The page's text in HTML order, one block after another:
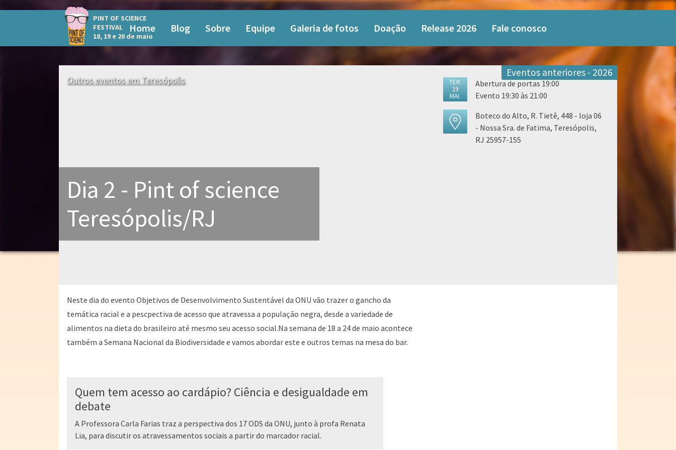
PINT OF SCIENCE
FESTIVAL
18, 19 e 20 de maio
Home Blog Sobre Equipe Galeria de fotos Doação Release 2026 Fale conosco
Outros eventos em Teresópolis
Dia 2 - Pint of science
Teresópolis/RJ
Eventos anteriores - 2026
TER.
19
MAI.
Abertura de portas 19:00
Evento 19:30 às 21:00
Boteco do Alto, R. Tietê, 448 - loja 06
- Nossa Sra. de Fatima, Teresópolis,
RJ 25957-155
Neste dia do evento Objetivos de Desenvolvimento Sustentável da ONU vão trazer o gancho da
temática racial e a pescpectiva de acesso que atravessa a população negra, desde a variedade de
alimentos na dieta do brasileiro até mesmo seu acesso social.Na semana de 18 a 24 de maio acontece
também a Semana Nacional da Biodiversidade e vamos abordar este e outros temas na mesa do bar.
Quem tem acesso ao cardápio? Ciência e desigualdade em
debate
A Professora Carla Farias traz a perspectiva dos 17 ODS da ONU, junto à profa Renata
Lia, para discutir os atravessamentos sociais a partir do marcador racial.